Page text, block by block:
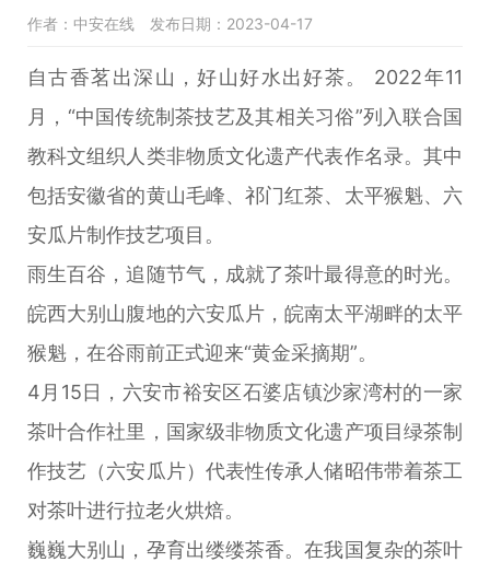
作者：中安在线 发布日期：2023-04-17
自古香茗出深山，好山好水出好茶。 2022年11
月，“中国传统制茶技艺及其相关习俗”列入联合国
教科文组织人类非物质文化遗产代表作名录。其中
包括安徽省的黄山毛峰、祁门红茶、太平猴魁、六
安瓜片制作技艺项目。
雨生百谷，追随节气，成就了茶叶最得意的时光。
皖西大别山腹地的六安瓜片，皖南太平湖畔的太平
猴魁，在谷雨前正式迎来“黄金采摘期”。
4月15日，六安市裕安区石婆店镇沙家湾村的一家
茶叶合作社里，国家级非物质文化遗产项目绿茶制
作技艺（六安瓜片）代表性传承人储昭伟带着茶工
对茶叶进行拉老火烘焙。
巍巍大别山，孕育出缕缕茶香。在我国复杂的茶叶